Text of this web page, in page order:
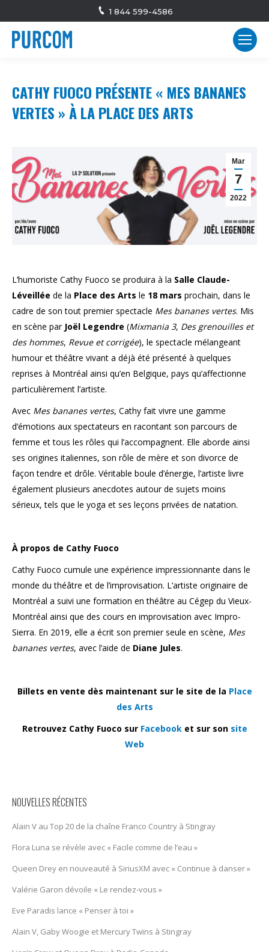
1 844 599-4586
CATHY FUOCO PRÉSENTE « MES BANANES
VERTES » À LA PLACE DES ARTS
Mar
7
2022
L’humoriste Cathy Fuoco se produira à la Salle Claude-
Léveillée de la Place des Arts le 18 mars prochain, dans le
cadre de son tout premier spectacle Mes bananes vertes. Mis
en scène par Joël Legendre (Mixmania 3, Des grenouilles et
des hommes, Revue et corrigée), le spectacle mélangeant
humour et théâtre vivant a déjà été présenté à quelques
reprises à Montréal ainsi qu’en Belgique, pays qu’affectionne
particulièrement l’artiste.
Avec Mes bananes vertes, Cathy fait vivre une gamme
d’émotions aux spectateurs en racontant son parcours de
femme et tous les rôles qui l’accompagnent. Elle aborde ainsi
ses origines italiennes, son rôle de mère et son divorce de
façon tendre et drôle. Véritable boule d’énergie, l’artiste livre
également plusieurs anecdotes autour de sujets moins
sérieux, tels que le yoga et ses leçons privées de natation.
À propos de Cathy Fuoco
Cathy Fuoco cumule une expérience impressionnante dans le
monde du théâtre et de l’improvisation. L’artiste originaire de
Montréal a suivi une formation en théâtre au Cégep du Vieux-
Montréal ainsi que des cours en improvisation avec Impro-
Sierra. En 2019, elle a écrit son premier seule en scène, Mes
bananes vertes, avec l’aide de Diane Jules.
Billets en vente dès maintenant sur le site de la Place
des Arts
Retrouvez Cathy Fuoco sur Facebooket sur son site
Web
NOUVELLES RÉCENTES
Alain V au Top 20 de la chaîne Franco Country à Stingray
Flora Luna se révèle avec « Facile comme de l’eau »
Queen Drey en nouveauté à SiriusXM avec « Continue à danser »
Valérie Garon dévoile « Le rendez-vous »
Eve Paradis lance « Penser à toi »
Alain V, Gaby Woogie et Mercury Twïns à Stingray